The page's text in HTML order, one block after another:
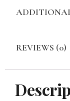
REVIEWS (0)